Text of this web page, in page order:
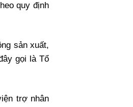
quy định
sản xuất,
gọi là Tổ
trợ nhân